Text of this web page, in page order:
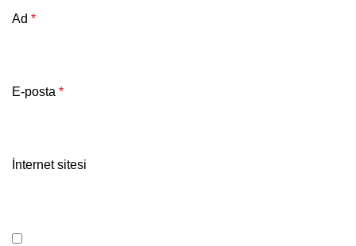
Ad *
E-posta *
İnternet sitesi